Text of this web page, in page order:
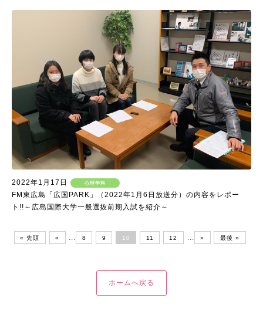
2022年1月17日 心理学科
FM東広島「広国PARK」（2022年1月6日放送分）の内容をレポー
ト!!～広島国際大学一般選抜前期入試を紹介～
« 先頭 « 8 9 10 11 12 » 最後 »
ホームへ戻る